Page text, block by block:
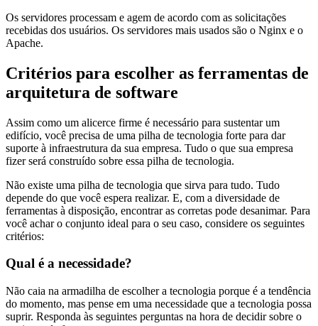
Os servidores processam e agem de acordo com as solicitações
recebidas dos usuários. Os servidores mais usados são o Nginx e o
Apache.
Critérios para escolher as ferramentas de
arquitetura de software
Assim como um alicerce firme é necessário para sustentar um
edifício, você precisa de uma pilha de tecnologia forte para dar
suporte à infraestrutura da sua empresa. Tudo o que sua empresa
fizer será construído sobre essa pilha de tecnologia.
Não existe uma pilha de tecnologia que sirva para tudo. Tudo
depende do que você espera realizar. E, com a diversidade de
ferramentas à disposição, encontrar as corretas pode desanimar. Para
você achar o conjunto ideal para o seu caso, considere os seguintes
critérios:
Qual é a necessidade?
Não caia na armadilha de escolher a tecnologia porque é a tendência
do momento, mas pense em uma necessidade que a tecnologia possa
suprir. Responda às seguintes perguntas na hora de decidir sobre o